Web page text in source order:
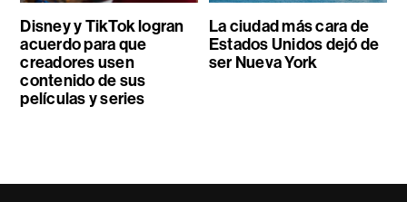
Disney y TikTok logran
acuerdo para que
creadores usen
contenido de sus
películas y series
La ciudad más cara de
Estados Unidos dejó de
ser Nueva York